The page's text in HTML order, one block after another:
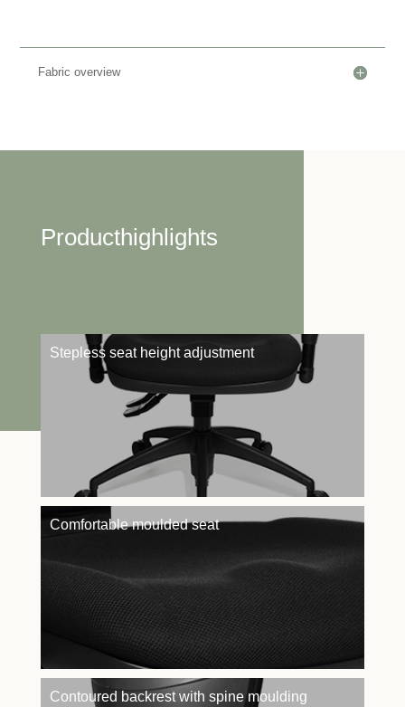
Fabric overview
Producthighlights
Stepless seat height adjustment
Comfortable moulded seat
Contoured backrest with spine moulding